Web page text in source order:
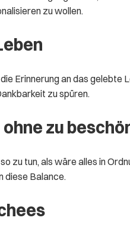
zu wollen.
Erinnerung an das
zu spüren.
zu
zu tun, als wäre alles in
diese Balance.